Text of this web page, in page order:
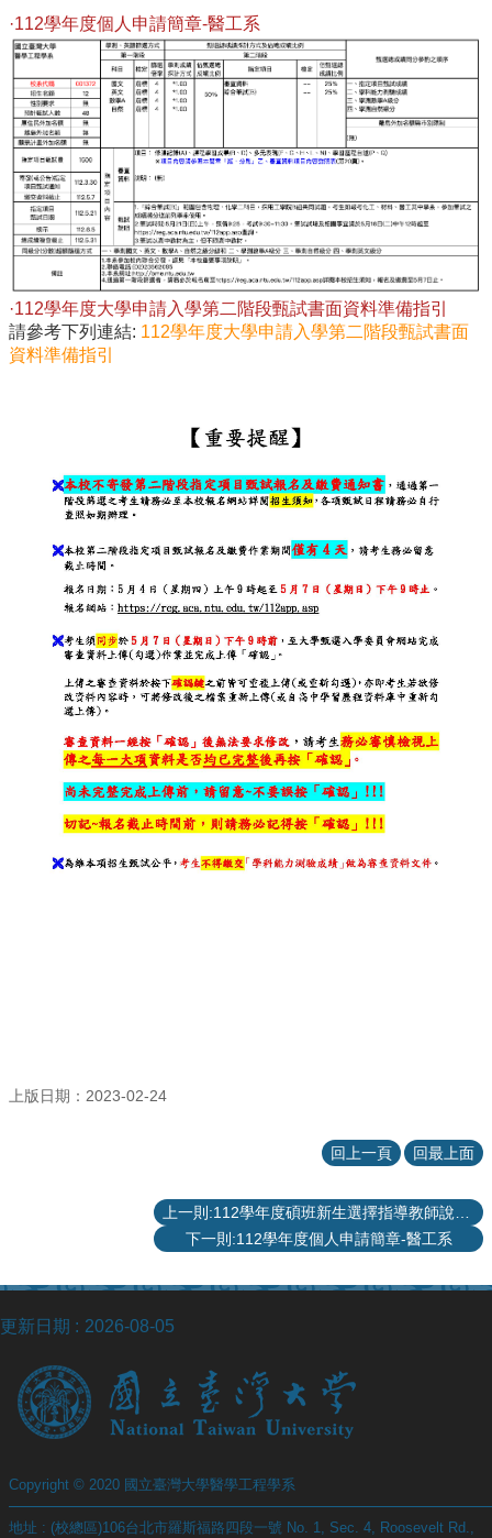
究
網
站
資
源
·112學年度個人申請簡章-醫工系
·112學年度大學申請入學第二階段甄試書面資料準備指引
請參考下列連結: 112學年度大學申請入學第二階段甄試書面
資料準備指引
上版日期：2023-02-24
回上一頁 回最上面
上一則:112學年度碩班新生選擇指導教師說明 (更新：2023年9月14日)
下一則:112學年度個人申請簡章-醫工系
更新日期 2026-08-05
Copyright © 2020 國立臺灣大學醫學工程學系
地址 : (校總區)106台北市羅斯福路四段一號 No. 1, Sec. 4, Roosevelt Rd.,